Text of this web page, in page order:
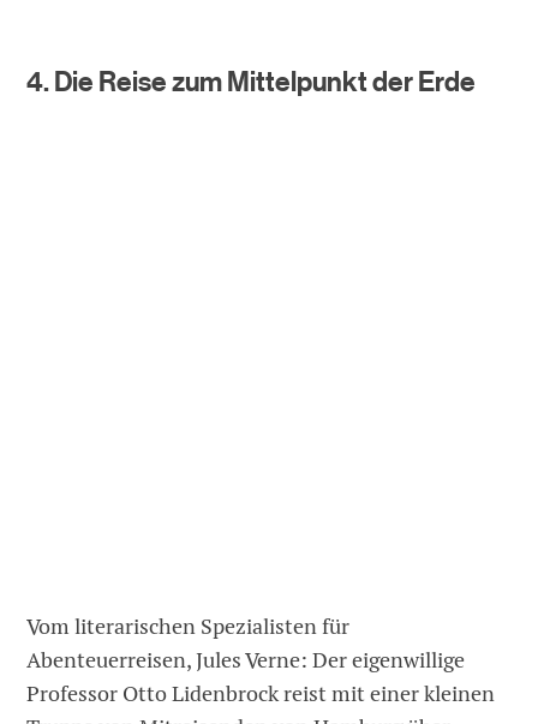
4. Die Reise zum Mittelpunkt der Erde
Vom literarischen Spezialisten für
Abenteuerreisen, Jules Verne: Der eigenwillige
Professor Otto Lidenbrock reist mit einer kleinen